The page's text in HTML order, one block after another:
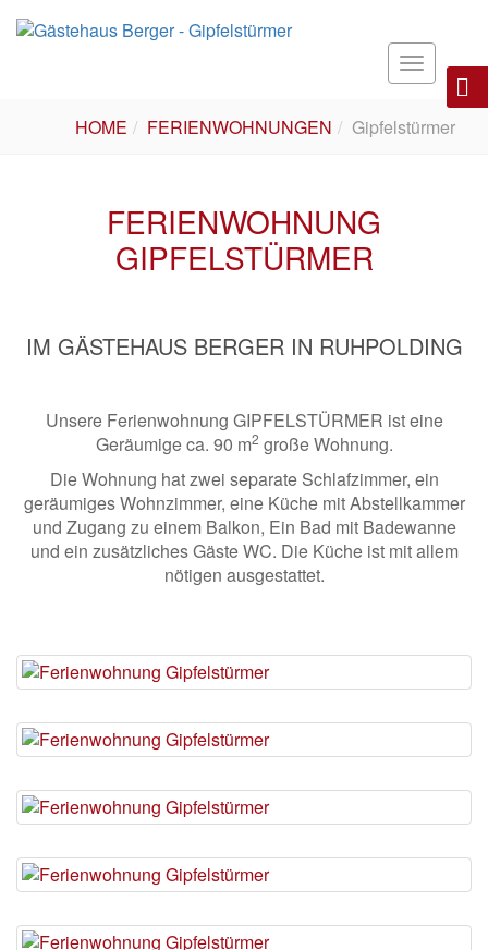
Toggle
HOME
FERIENWOHNUNGEN Gipfelstürmer
FERIENWOHNUNG
GIPFELSTÜRMER
IM GÄSTEHAUS BERGER IN RUHPOLDING
Unsere Ferienwohnung GIPFELSTÜRMER ist eine
Geräumige ca. 90 m2 große Wohnung.
Die Wohnung hat zwei separate Schlafzimmer, ein
geräumiges Wohnzimmer, eine Küche mit Abstellkammer
und Zugang zu einem Balkon, Ein Bad mit Badewanne
und ein zusätzliches Gäste WC. Die Küche ist mit allem
nötigen ausgestattet.